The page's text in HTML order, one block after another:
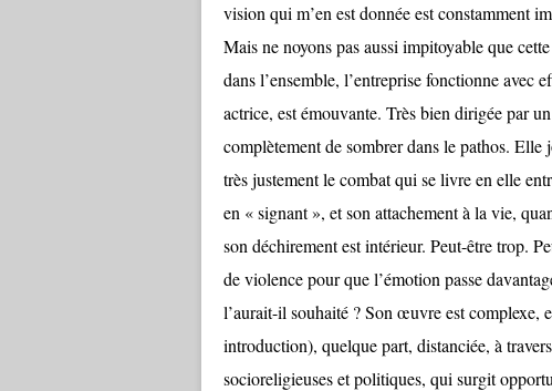
vision qui m’en est donnée est constamment
Mais ne noyons pas aussi impitoyable que
dans l’ensemble, l’entreprise fonctionne avec
actrice, est émouvante. Très bien dirigée par
complètement de sombrer dans le pathos.
très justement le combat qui se livre en elle
en « signant », et son attachement à la vie,
son déchirement est intérieur. Peut-être trop.
de violence pour que l’émotion passe
l’aurait-il souhaité ? Son œuvre est complexe,
introduction), quelque part, distanciée, à
socioreligieuses et politiques, qui surgit